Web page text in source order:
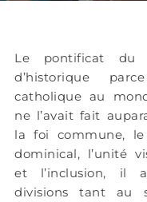
Le pontificat du
d’historique
catholique au
ne l’avait fait
la foi commune,
dominical, l’unité
et l’inclusion, il
divisions tant au